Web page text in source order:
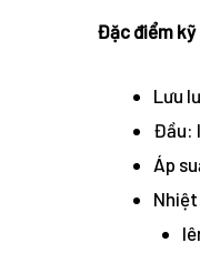
Đặc điểm
Lưu
Đầu:
Áp